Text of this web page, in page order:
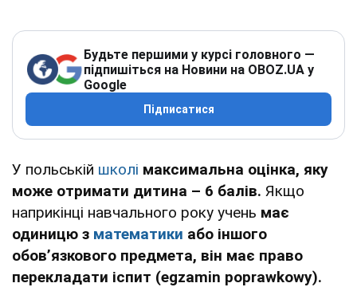
Будьте першими у курсі головного —
підпишіться на Новини на OBOZ.UA у
Google
Підписатися
У польській школі максимальна оцінка, яку
може отримати дитина – 6 балів. Якщо
наприкінці навчального року учень має
одиницю з математики або іншого
обовʼязкового предмета, він має право
перекладати іспит (egzamin poprawkowy).